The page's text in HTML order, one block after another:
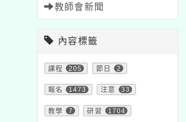
教師會新聞
內容標籤
課程 205 節日 2
報名 1473 注意 33
教學 7 研習 1704